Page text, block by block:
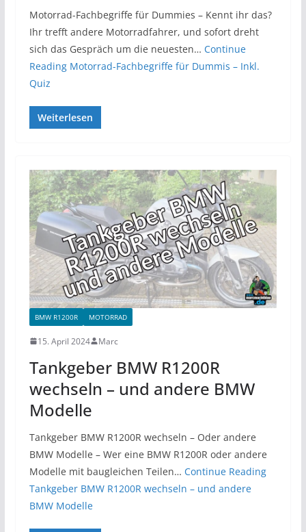
Motorrad-Fachbegriffe für Dummies – Kennt ihr das?
Ihr trefft andere Motorradfahrer, und sofort dreht
sich das Gespräch um die neuesten… Continue
ReadingMotorrad-Fachbegriffe für Dummis – Inkl.
Quiz
Weiterlesen
BMW R1200R MOTORRAD
15. April 2024 Marc
Tankgeber BMW R1200R
wechseln – und andere BMW
Modelle
Tankgeber BMW R1200R wechseln – Oder andere
BMW Modelle – Wer eine BMW R1200R oder andere
Modelle mit baugleichen Teilen… Continue Reading
Tankgeber BMW R1200R wechseln – und andere
BMW Modelle